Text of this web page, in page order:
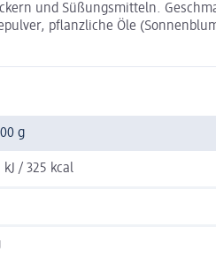
und Süßungsmitteln.
pflanzliche Öle
g
kJ / 325 kcal